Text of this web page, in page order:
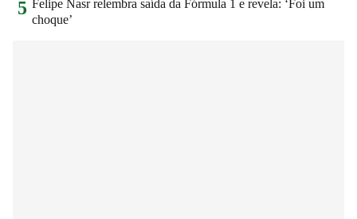
5 Felipe Nasr relembra saída da Fórmula 1 e revela: ‘Foi um
choque’